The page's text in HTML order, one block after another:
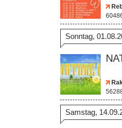
Sonntag,
Samstag,